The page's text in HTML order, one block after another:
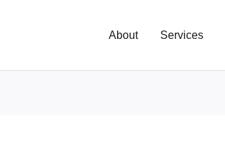
About Services